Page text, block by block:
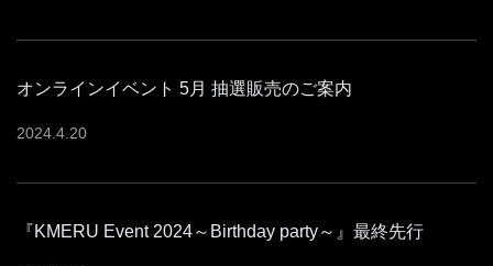
オンラインイベント 5月 抽選販売のご案内
2024 4 20
『KMERU Event 2024～Birthday party～』最終先行